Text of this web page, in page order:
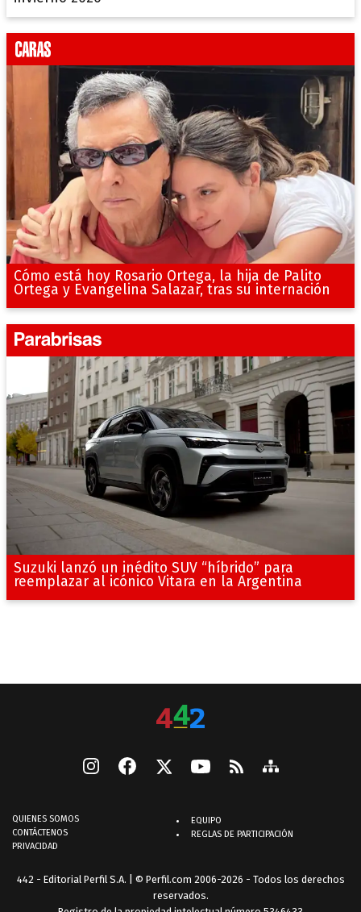
Cómo está hoy Rosario Ortega, la hija de Palito
Ortega y Evangelina Salazar, tras su internación
Suzuki lanzó un inédito SUV “híbrido” para
reemplazar al icónico Vitara en la Argentina
QUIENES SOMOS
CONTÁCTENOS
PRIVACIDAD
EQUIPO
REGLAS DE PARTICIPACIÓN
442 - Editorial Perfil S.A. | © Perfil.com 2006-2026 - Todos los derechos
reservados.